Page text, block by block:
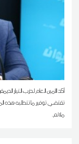
أكد الأمين العام لحزب التيار
تقتضي توفير ما تتطلبه هذه
ملائم.